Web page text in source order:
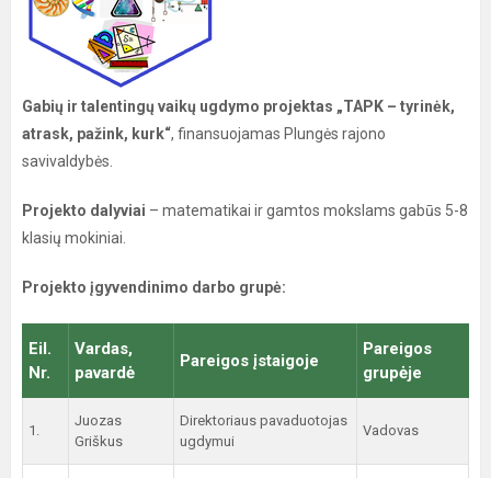
Gabių ir talentingų vaikų ugdymo projektas „TAPK – tyrinėk,
atrask, pažink, kurk“, finansuojamas Plungės rajono
savivaldybės.
Projekto dalyviai – matematikai ir gamtos mokslams gabūs 5-8
klasių mokiniai.
Projekto įgyvendinimo darbo grupė:
Eil.
Nr.
Vardas,
pavardė
Pareigos įstaigoje
Pareigos
grupėje
1.
Juozas
Griškus
Direktoriaus pavaduotojas
ugdymui
Vadovas